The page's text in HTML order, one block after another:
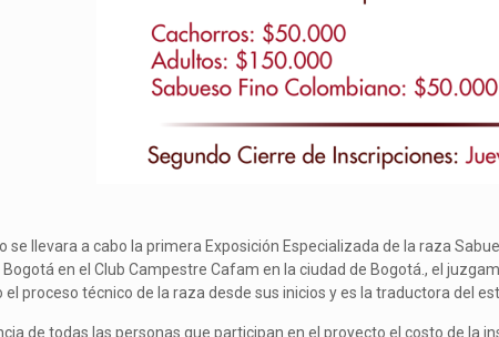
se llevara a cabo la primera Exposición Especializada de la raza
en el Club Campestre Cafam en la ciudad de Bogotá., el
proceso técnico de la raza desde sus inicios y es la traductora del
de todas las personas que participan en el proyecto el costo de la